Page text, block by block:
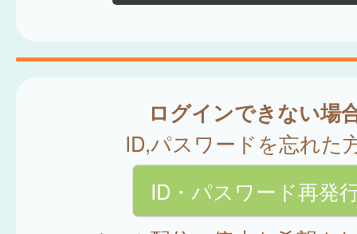
ログインできない場
ID,パスワードを忘れた
ID・パスワード再発